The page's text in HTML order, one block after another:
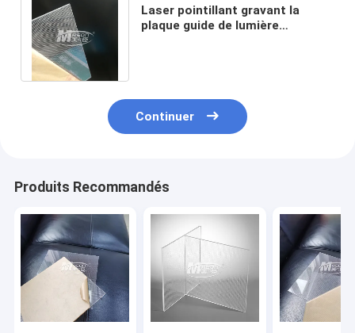
Laser pointillant gravant la
plaque guide de lumière
Continuer
Produits Recommandés